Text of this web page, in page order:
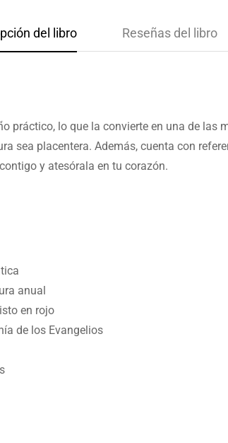
del libro Reseñas del libro
práctico, lo que la convierte en una de
sea placentera. Además, cuenta con
y atesórala en tu corazón.
anual
en rojo
de los Evangelios